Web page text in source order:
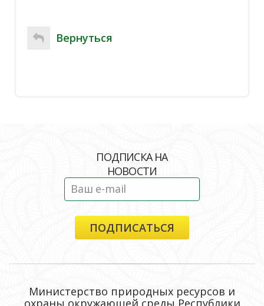
Вернуться
ПОДПИСКА НА
НОВОСТИ
Министерство природных ресурсов и
охраны окружающей среды Республики